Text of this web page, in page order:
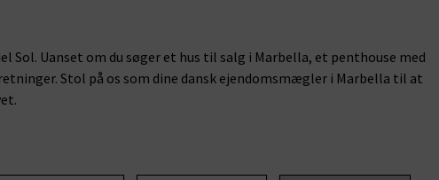
Uanset om du søger et hus til salg i Marbella, et penthouse med
Stol på os som dine dansk ejendomsmægler i Marbella til at